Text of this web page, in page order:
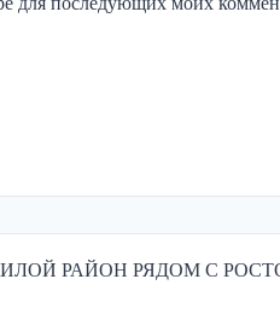
РАЙОН РЯДОМ С